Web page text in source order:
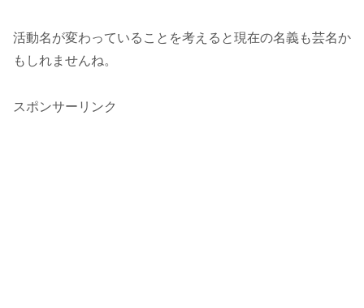
活動名が変わっていることを考えると現在の名義も芸名か
もしれませんね。
スポンサーリンク